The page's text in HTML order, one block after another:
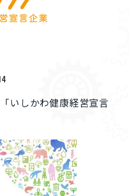
いしかわ健康経営宣言